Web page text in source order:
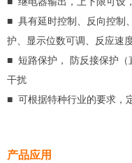
■ 具有延时控制、反向控制
护、显示位数可调、反应速
■ 短路保护， 防反接保护（
干扰
■ 可根据特种行业的要求，
产品应用